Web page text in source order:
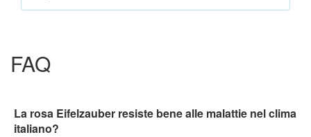
FAQ
La rosa Eifelzauber resiste bene alle malattie nel clima
italiano?